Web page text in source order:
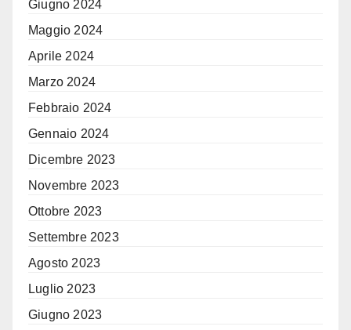
Giugno 2024
Maggio 2024
Aprile 2024
Marzo 2024
Febbraio 2024
Gennaio 2024
Dicembre 2023
Novembre 2023
Ottobre 2023
Settembre 2023
Agosto 2023
Luglio 2023
Giugno 2023